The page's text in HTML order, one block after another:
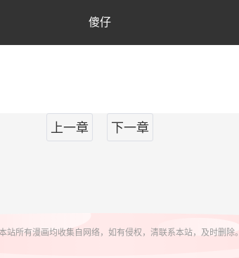
傻仔
上一章 下一章
所有漫画均收集自网络，如有侵权，清联系本站，及时删除。